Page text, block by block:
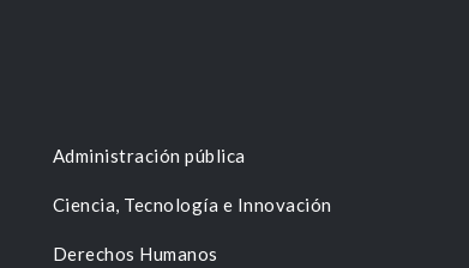
Administración pública
Ciencia, Tecnología e Innovación
Derechos Humanos